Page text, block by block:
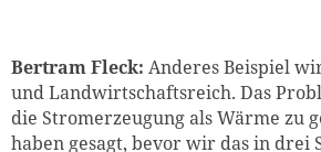
Bertram Fleck: Anderes Beispiel
und Landwirtschaftsreich. Das
die Stromerzeugung als Wärme zu
haben gesagt, bevor wir das in drei